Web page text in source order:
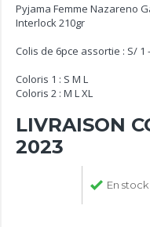
Pyjama Femme Nazareno
Interlock 210gr
Colis de 6pce assortie : S/ 1
Coloris 1 : S M L
Coloris 2 : M L XL
LIVRAISON
2023
En stock